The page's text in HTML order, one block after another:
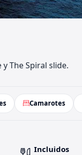
The Spiral slide.
Camarotes
Incluidos